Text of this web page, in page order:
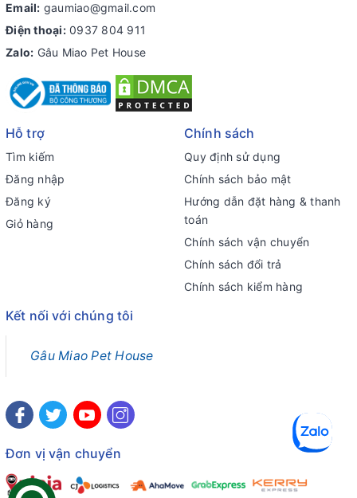
Email: gaumiao@gmail.com
Điện thoại: 0937 804 911
Zalo: Gâu Miao Pet House
Hỗ trợ
Tìm kiếm
Đăng nhập
Đăng ký
Giỏ hàng
Chính sách
Quy định sử dụng
Chính sách bảo mật
Hướng dẫn đặt hàng & thanh
toán
Chính sách vận chuyển
Chính sách đổi trả
Chính sách kiểm hàng
Kết nối với chúng tôi
Gâu Miao Pet House
Đơn vị vận chuyển